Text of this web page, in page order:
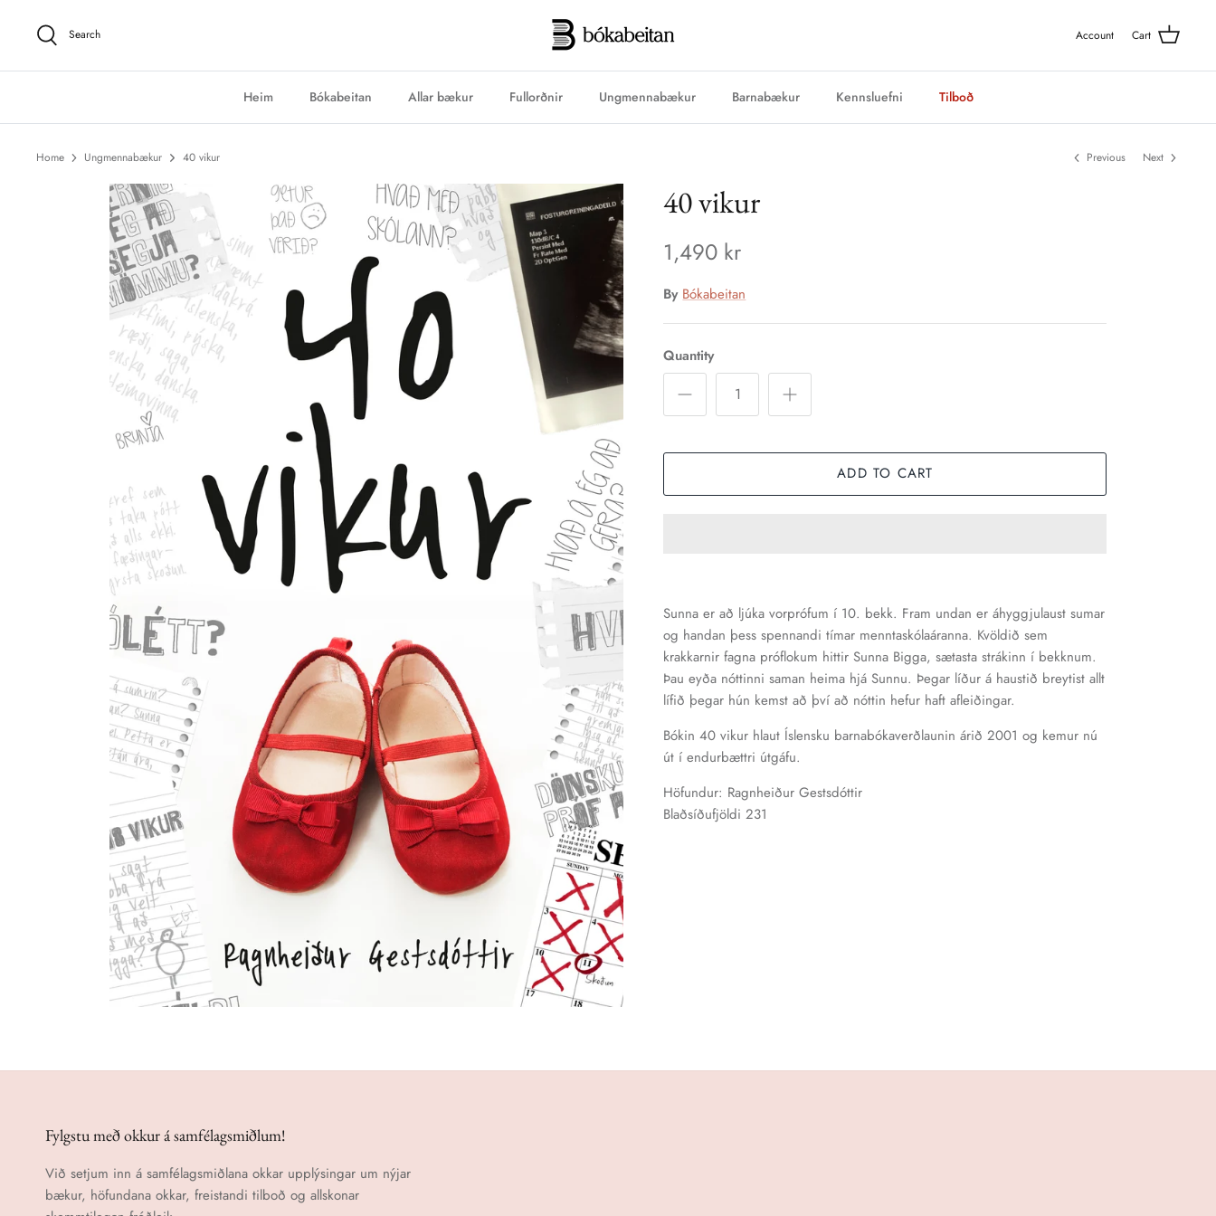
Search Account Cart
Heim Bókabeitan Allar bækur Fullorðnir Ungmennabækur Barnabækur Kennsluefni Tilboð
Home Ungmennabækur 40 vikur Previous Next
40 vikur
1,490 kr
By Bókabeitan
Quantity
ADD TO CART
Sunna er að ljúka vorprófum í 10. bekk. Fram undan er áhyggjulaust sumar
og handan þess spennandi tímar menntaskólaáranna. Kvöldið sem
krakkarnir fagna próflokum hittir Sunna Bigga, sætasta strákinn í bekknum.
Þau eyða nóttinni saman heima hjá Sunnu. Þegar líður á haustið breytist allt
lífið þegar hún kemst að því að nóttin hefur haft afleiðingar.
Bókin 40 vikur hlaut Íslensku barnabókaverðlaunin árið 2001 og kemur nú
út í endurbættri útgáfu.
Höfundur: Ragnheiður Gestsdóttir
Blaðsíðufjöldi 231
Fylgstu með okkur á samfélagsmiðlum!
Við setjum inn á samfélagsmiðlana okkar upplýsingar um nýjar
bækur, höfundana okkar, freistandi tilboð og allskonar